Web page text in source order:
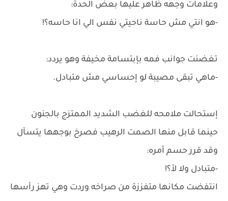
وعلامات وجهه ظاهر عليها بعض الحدة:
-هو انتي مش حاسة ناحيتي نفس الي انا حاسه؟!
تغضنت جوانب فمه بإبتسامة مخيفة وهو يردد:
-ماهي تبقى مصيبة لو إحساسي مش متبادل.
إستحالت ملامحه للغضب الشديد الممتزج بالجنون
حينما قابل منها الصمت الرهيب فصرخ بوجهها يتسآل
وقد قرر حسم أمره:
-متبادل ولا لأ؟!
انتفضت مكانها متفززة من صراخه وردت وهي تهز رأسها